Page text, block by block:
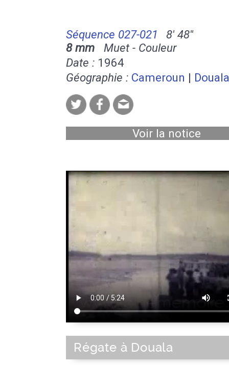
Séquence 027-021
8' 48''
8 mm Muet - Couleur
Date : 1964
Géographie : Cameroun | Douala
Voir la notice
Régate à Douala